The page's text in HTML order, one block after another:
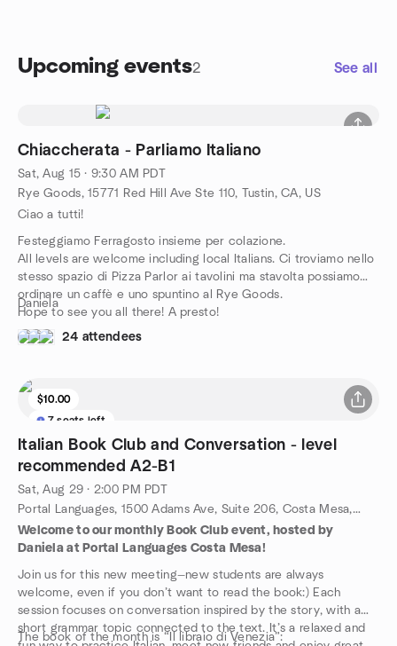
Upcoming events2 See all
Chiaccherata - Parliamo Italiano
Sat, Aug 15 · 9:30 AM PDT
Rye Goods, 15771 Red Hill Ave Ste 110, Tustin, CA, US
Ciao a tutti!
Festeggiamo Ferragosto insieme per colazione.
All levels are welcome including local Italians. Ci troviamo nello
stesso spazio di Pizza Parlor ai tavolini ma stavolta possiamo
ordinare un caffè e uno spuntino al Rye Goods.
Hope to see you all there! A presto!
Daniela
24 attendees
$10.00
7 seats left
Italian Book Club and Conversation - level
recommended A2-B1
Sat, Aug 29 · 2:00 PM PDT
Portal Languages, 1500 Adams Ave, Suite 206, Costa Mesa, CA, US
Welcome to our monthly Book Club event, hosted by
Daniela at Portal Languages Costa Mesa!
Join us for this new meeting—new students are always
welcome, even if you don’t want to read the book:) Each
session focuses on conversation inspired by the story, with a
short grammar topic connected to the text. It’s a relaxed and
The book of the month is “Il libraio di Venezia”: